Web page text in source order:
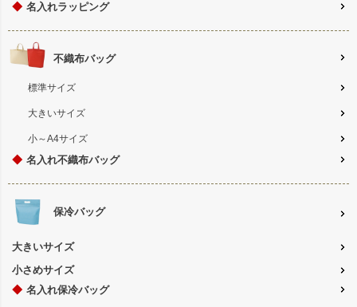
◆ 名入れラッピング
不織布バッグ
標準サイズ
大きいサイズ
小～A4サイズ
◆ 名入れ不織布バッグ
保冷バッグ
大きいサイズ
小さめサイズ
◆ 名入れ保冷バッグ